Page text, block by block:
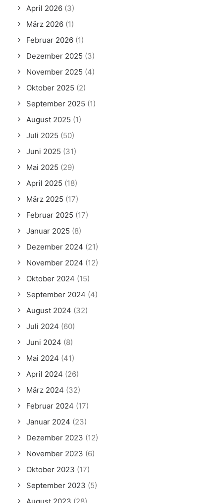
April 2026 (3)
März 2026 (1)
Februar 2026 (1)
Dezember 2025 (3)
November 2025 (4)
Oktober 2025 (2)
September 2025 (1)
August 2025 (1)
Juli 2025 (50)
Juni 2025 (31)
Mai 2025 (29)
April 2025 (18)
März 2025 (17)
Februar 2025 (17)
Januar 2025 (8)
Dezember 2024 (21)
November 2024 (12)
Oktober 2024 (15)
September 2024 (4)
August 2024 (32)
Juli 2024 (60)
Juni 2024 (8)
Mai 2024 (41)
April 2024 (26)
März 2024 (32)
Februar 2024 (17)
Januar 2024 (23)
Dezember 2023 (12)
November 2023 (6)
Oktober 2023 (17)
September 2023 (5)